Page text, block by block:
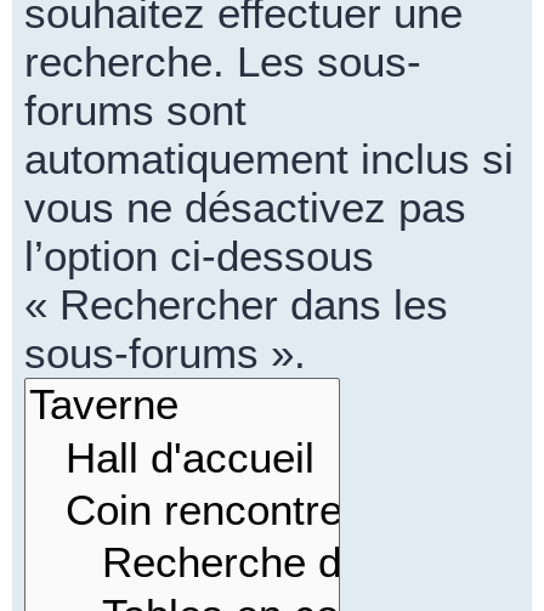
souhaitez effectuer une
recherche. Les sous-
forums sont
automatiquement inclus si
vous ne désactivez pas
l’option ci-dessous
« Rechercher dans les
sous-forums ».